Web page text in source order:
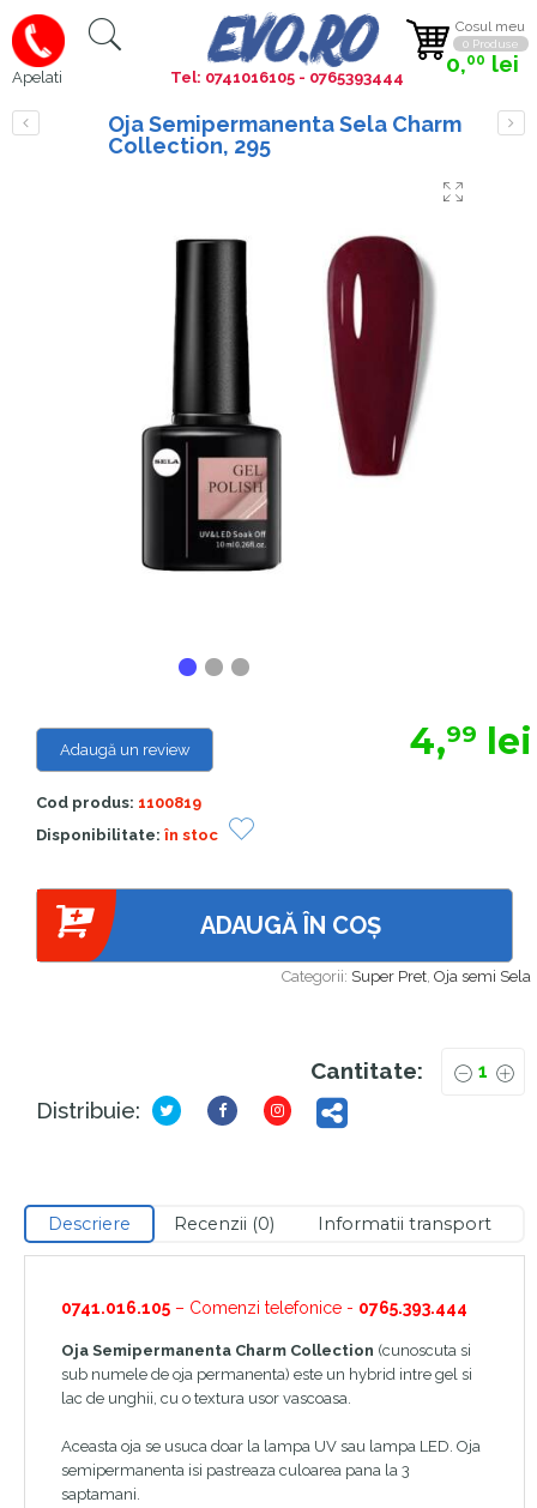
Apelati
Cosul meu
0 Produse
0,00 lei
Tel: 0741016105 - 0765393444
Oja Semipermanenta Sela Charm
Collection, 295
Categorii: Super Pret, Oja semi Sela
Adaugă un review
Cod produs: 1100819
Disponibilitate: în stoc
4,99 lei
ADAUGĂ ÎN COȘ
Cantitate:
Distribuie:
Descriere Recenzii (0) Informatii transport
0741.016.105 – Comenzi telefonice - 0765.393.444
Oja Semipermanenta Charm Collection (cunoscuta si
sub numele de oja permanenta) este un hybrid intre gel si
lac de unghii, cu o textura usor vascoasa.
Aceasta oja se usuca doar la lampa UV sau lampa LED. Oja
semipermanenta isi pastreaza culoarea pana la 3
saptamani.